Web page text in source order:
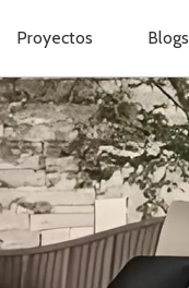
Proyectos Blogs